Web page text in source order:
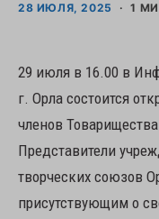
28 ИЮЛЯ, 2025 1
29 июля в 16.00 в
г. Орла состоится
членов
Представители
творческих союзов
присутствующим о